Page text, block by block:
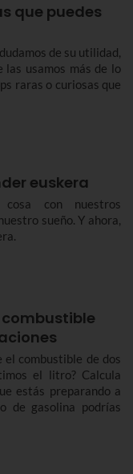
que puedes
de su utilidad,
las usamos más de lo
raras o curiosas que
euskera
con nuestros
sueño. Y ahora,
el combustible de dos
el litro? Calcula
estás preparando a
de gasolina podrías